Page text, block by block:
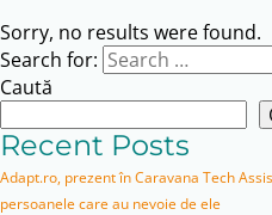
Sorry, no results were found.
Search for:
Caută
Recent Posts
Adapt.ro, prezent în Caravana Tech
persoanele care au nevoie de ele